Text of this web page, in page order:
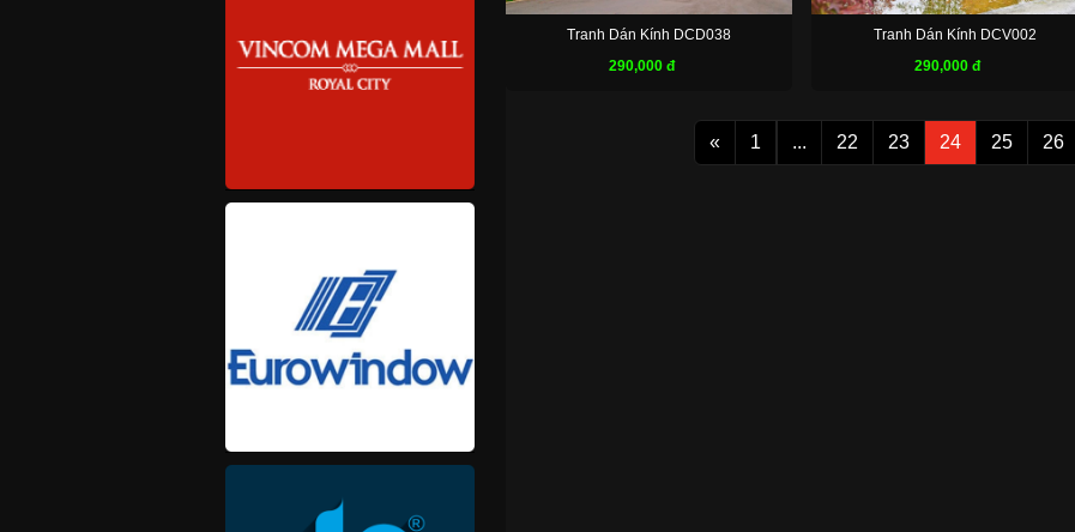
Tranh Dán Kính DCD038
290,000 đ
Tranh Dán Kính DCV002
290,000 đ
« 1 ... 22 23 24 25 26